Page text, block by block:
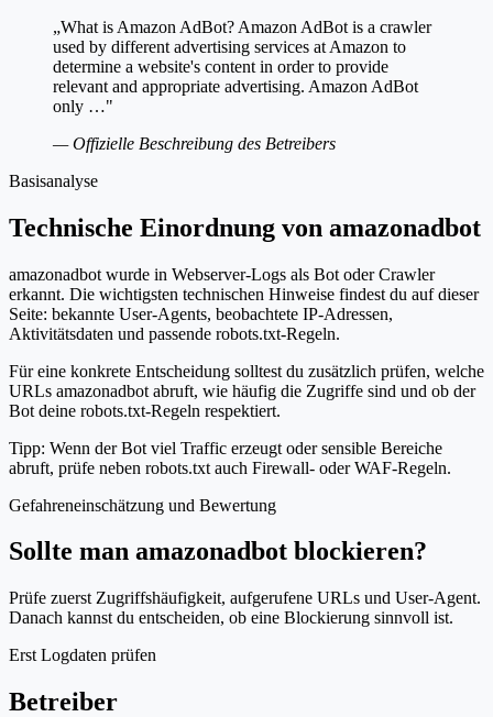
„What is Amazon AdBot? Amazon AdBot is a crawler
used by different advertising services at Amazon to
determine a website's content in order to provide
relevant and appropriate advertising. Amazon AdBot
only …"
— Offizielle Beschreibung des Betreibers
Basisanalyse
Technische Einordnung von amazonadbot
amazonadbot wurde in Webserver-Logs als Bot oder Crawler
erkannt. Die wichtigsten technischen Hinweise findest du auf dieser
Seite: bekannte User-Agents, beobachtete IP-Adressen,
Aktivitätsdaten und passende robots.txt-Regeln.
Für eine konkrete Entscheidung solltest du zusätzlich prüfen, welche
URLs amazonadbot abruft, wie häufig die Zugriffe sind und ob der
Bot deine robots.txt-Regeln respektiert.
Tipp: Wenn der Bot viel Traffic erzeugt oder sensible Bereiche
abruft, prüfe neben robots.txt auch Firewall- oder WAF-Regeln.
Gefahreneinschätzung und Bewertung
Sollte man amazonadbot blockieren?
Prüfe zuerst Zugriffshäufigkeit, aufgerufene URLs und User-Agent.
Danach kannst du entscheiden, ob eine Blockierung sinnvoll ist.
Erst Logdaten prüfen
Betreiber